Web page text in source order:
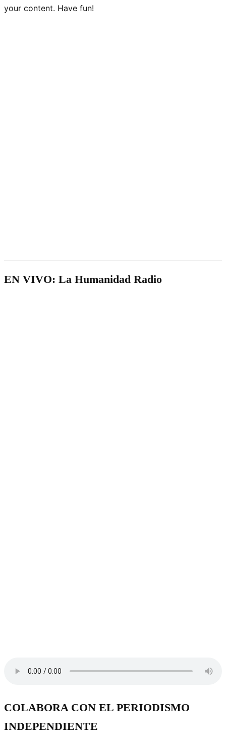
your content. Have fun!
EN VIVO: La Humanidad Radio
COLABORA CON EL PERIODISMO
INDEPENDIENTE